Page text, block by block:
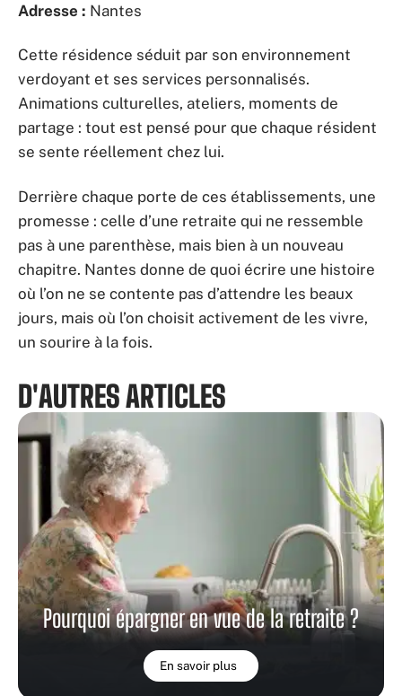
Adresse : Nantes
Cette résidence séduit par son environnement
verdoyant et ses services personnalisés.
Animations culturelles, ateliers, moments de
partage : tout est pensé pour que chaque résident
se sente réellement chez lui.
Derrière chaque porte de ces établissements, une
promesse : celle d’une retraite qui ne ressemble
pas à une parenthèse, mais bien à un nouveau
chapitre. Nantes donne de quoi écrire une histoire
où l’on ne se contente pas d’attendre les beaux
jours, mais où l’on choisit activement de les vivre,
un sourire à la fois.
D'AUTRES ARTICLES
Pourquoi épargner en vue de la retraite ?
En savoir plus